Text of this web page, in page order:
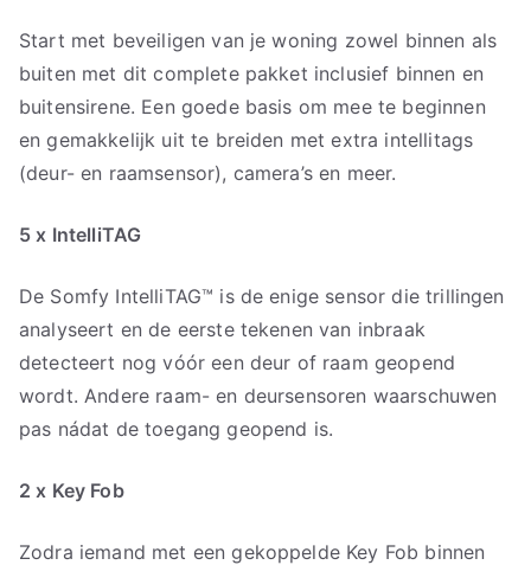
Start met beveiligen van je woning zowel binnen als
buiten met dit complete pakket inclusief binnen en
buitensirene. Een goede basis om mee te beginnen
en gemakkelijk uit te breiden met extra intellitags
(deur- en raamsensor), camera’s en meer.
5 x IntelliTAG
De Somfy IntelliTAG™ is de enige sensor die trillingen
analyseert en de eerste tekenen van inbraak
detecteert nog vóór een deur of raam geopend
wordt. Andere raam- en deursensoren waarschuwen
pas nádat de toegang geopend is.
2 x Key Fob
Zodra iemand met een gekoppelde Key Fob binnen